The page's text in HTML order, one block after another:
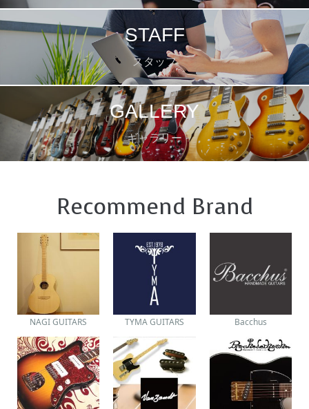
STAFF
スタッフ
GALLERY
ギャラリー
Recommend Brand
NAGI GUITARS TYMA GUITARS Bacchus